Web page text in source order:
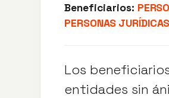
Beneficiarios:
PERSONAS
Los
entidades sin